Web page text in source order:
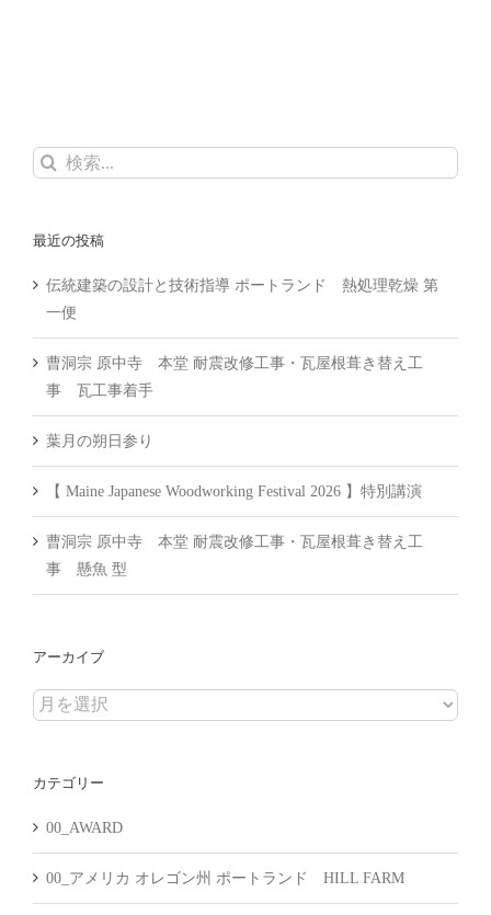
検
最近の投稿
伝統建築の設計と技術指導 ポートランド 熱処理乾燥 第
一便
曹洞宗 原中寺 本堂 耐震改修工事・瓦屋根葺き替え工
事 瓦工事着手
葉月の朔日参り
【 Maine Japanese Woodworking Festival 2026 】特別講演
曹洞宗 原中寺 本堂 耐震改修工事・瓦屋根葺き替え工
事 懸魚 型
アーカイブ
ア
イ
カテゴリー
00_AWARD
00_アメリカ オレゴン州 ポートランド HILL FARM